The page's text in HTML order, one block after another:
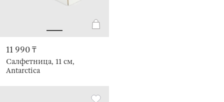
11 990 ₸
Салфетница, 11 см,
Antarctica